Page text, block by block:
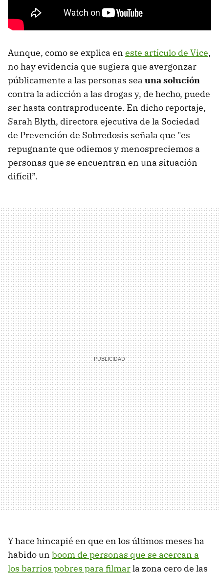
Aunque, como se explica en este artículo de Vice,
no hay evidencia que sugiera que avergonzar
públicamente a las personas sea una solución
contra la adicción a las drogas y, de hecho, puede
ser hasta contraproducente. En dicho reportaje,
Sarah Blyth, directora ejecutiva de la Sociedad
de Prevención de Sobredosis señala que "es
repugnante que odiemos y menospreciemos a
personas que se encuentran en una situación
difícil”.
Y hace hincapié en que en los últimos meses ha
habido un boom de personas que se acercan a
los barrios pobres para filmarla zona cero de las